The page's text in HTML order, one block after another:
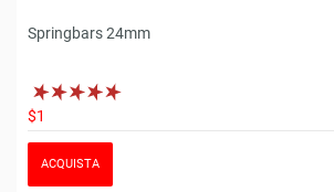
Springbars 24mm
$1
ACQUISTA